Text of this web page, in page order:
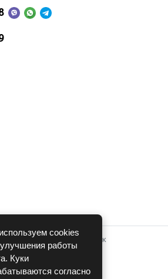
на системе для авторазборок
CARRO.БИЗНЕС
Полная версия
cookies
работы
Куки
согласно